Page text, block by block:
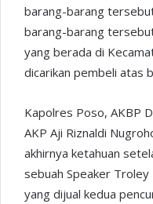
barang-barang
barang-barang
yang berada di
dicarikan pembeli atas
Kapolres Poso, AKBP
AKP Aji Riznaldi
akhirnya ketahuan
sebuah Speaker
yang dijual kedua